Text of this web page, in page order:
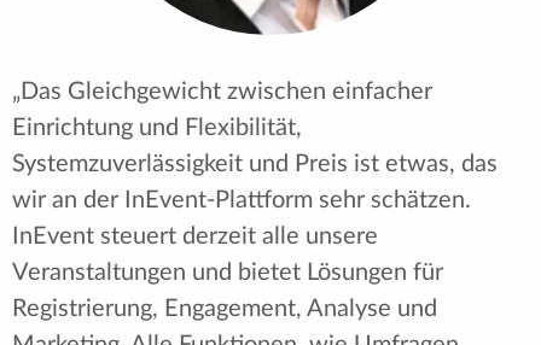
Produkteinführungen einzubauen. Das hat unser
zu sehen, dass ein Unternehmen wie InEvent
seinen Kunden zuhört und diese
Zusammenarbeit nutzt, um die Plattform für alle
zu verbessern."
Chris Repetti - Veranstaltungsmanager und
Video-Produzent bei SONY